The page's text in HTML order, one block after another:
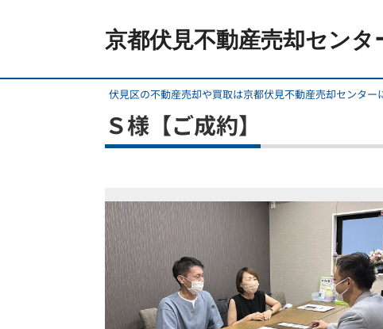
京都伏見不動産売却センタ
伏見区の不動産売却や買取は京都伏見不動産売却センター
Ｓ様【ご成約】